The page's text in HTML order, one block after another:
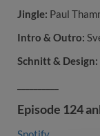
Jingle: Paul
Intro & Outro:
Schnitt & Design:
Episode 124